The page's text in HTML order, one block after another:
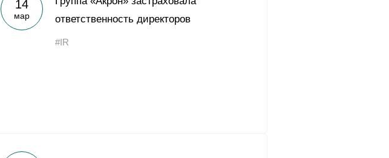
Yong Sheng Feng
Acron Argentina S.R.L
14
мар
ответственность директоров
#IR